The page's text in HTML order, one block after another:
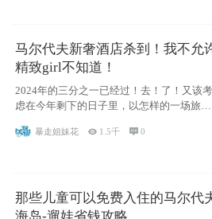
马尔代夫新奢酒店杀到！我不允
精致girl不知道！
2024年的三分之一已经过！去！了！又该考
虑在今年剩下的日子里，以怎样的一场旅行
暴走姐妹花  1.5千 0
那些儿童可以免费入住的马尔代